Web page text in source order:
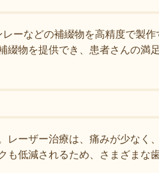
ーなどの補綴物を高精度で製
物を提供でき、患者さんの満
ーザー治療は、痛みが少なく
低減されるため、さまざまな